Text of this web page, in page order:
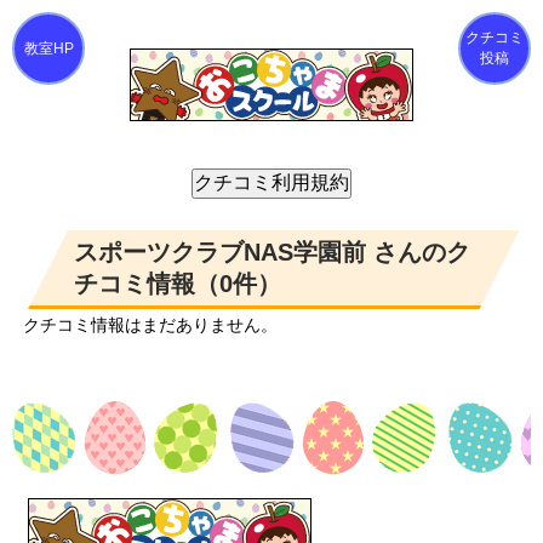
クチコミ
投稿
スポーツクラブNAS学園前 さんのク
チコミ情報（0件）
クチコミ情報はまだありません。